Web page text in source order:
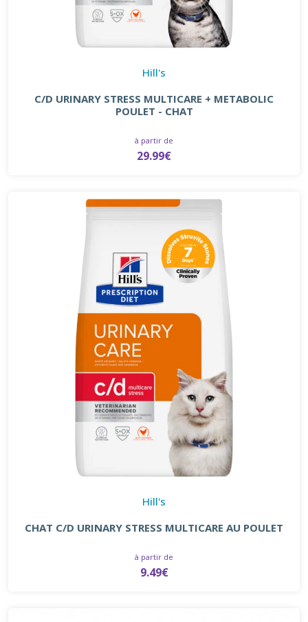
Hill's
C/D URINARY STRESS MULTICARE + METABOLIC
POULET - CHAT
à partir de
29.99€
Hill's
CHAT C/D URINARY STRESS MULTICARE AU POULET
à partir de
9.49€